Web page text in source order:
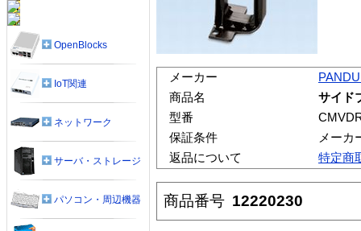
メーカー
商品名
サイド
型番
保証条件
メーカ
返品について
特定商
商品番号 12220230
OpenBlocks
IoT関連
ネットワーク
サーバ・ストレージ
パソコン・周辺機器